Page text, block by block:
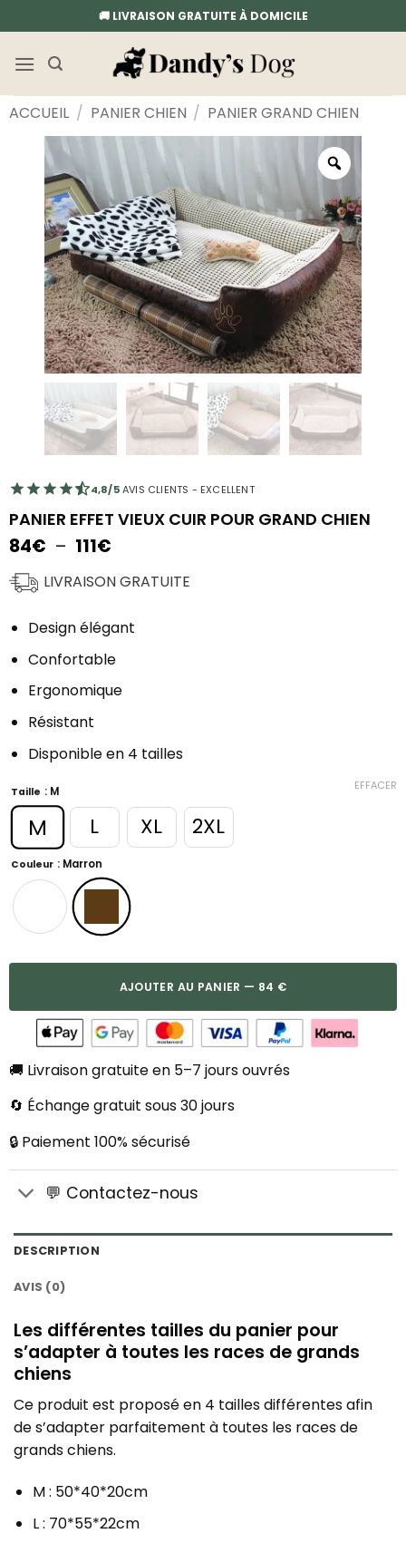
au
contenu
🚚 LIVRAISON GRATUITE À DOMICILE
ACCUEIL / PANIER CHIEN / PANIER GRAND CHIEN
4,8/5AVIS CLIENTS - EXCELLENT
PANIER EFFET VIEUX CUIR POUR GRAND CHIEN
84€ – 111€Plage
prix :
111€
LIVRAISON GRATUITE
Design élégant
Confortable
Ergonomique
Résistant
Disponible en 4 tailles
Taille : M
M L XL 2XL
Couleur : Marron
EFFACER
AJOUTER AU PANIER — 84 €
🚚 Livraison gratuite en 5–7 jours ouvrés
🔄 Échange gratuit sous 30 jours
🔒 Paiement 100% sécurisé
💬 Contactez-nous
DESCRIPTION
AVIS (0)
Les différentes tailles du panier pour
s’adapter à toutes les races de grands
chiens
Ce produit est proposé en 4 tailles différentes afin
de s’adapter parfaitement à toutes les races de
grands chiens.
M : 50*40*20cm
L : 70*55*22cm